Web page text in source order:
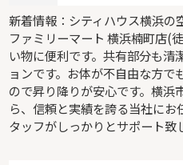
新着情報：シティハウス横浜
ファミリーマート 横浜楠町店(
い物に便利です。共有部分も清
ョンです。お体が不自由な方
ので昇り降りが安心です。横
ら、信頼と実績を誇る当社に
タッフがしっかりとサポート致